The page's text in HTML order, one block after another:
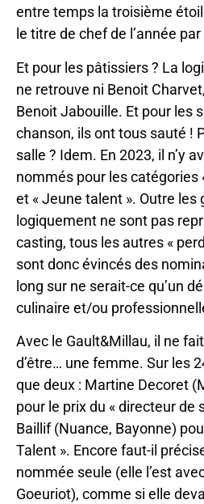
entre temps la troisième
le titre de chef de l’année
Et pour les pâtissiers ? La
ne retrouve ni Benoit
Benoit Jabouille. Et pour les
chanson, ils ont tous sauté !
salle ? Idem. En 2023, il n’y
nommés pour les catégories
et « Jeune talent ». Outre les
logiquement ne sont pas
casting, tous les autres «
sont donc évincés des
long sur ne serait-ce qu’un
culinaire et/ou
Avec le Gault&Millau, il ne
d’être… une femme. Sur les
que deux : Martine Decoret
pour le prix du « directeur de
Baillif (Nuance, Bayonne)
Talent ». Encore faut-il
nommée seule (elle l’est
Goeuriot), comme si elle